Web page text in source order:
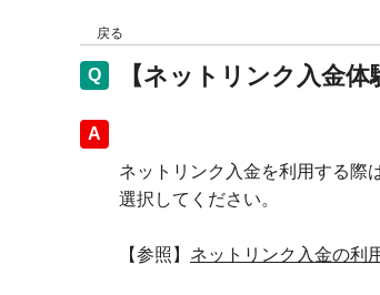
戻る
【ネットリンク入金
回答
ネットリンク入金を利用する際
選択してください。
【参照】 ネットリンク入金の利